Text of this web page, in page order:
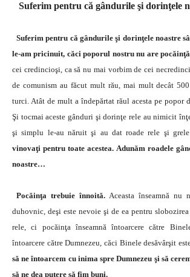
Suferim pentru că gândurile şi dorinţele
Suferim pentru că gândurile şi dorinţele noastre
le-am pricinuit, căci poporul nostru nu are
cei credincioşi, ca să nu mai vorbim de cei
de comunism au făcut mult rău, mai mult decât
turci. Atât de mult a îndepărtat răul acesta pe popor
Şi tocmai aceste gânduri şi dorinţe rele au nimicit
şi simplu le-au năruit şi au dat roade rele şi
vinovaţi pentru toate acestea. Adunăm roadele
noastre…
Pocăinţa trebuie înnoită. Aceasta înseamnă nu
duhovnic, deşi este nevoie şi de ea pentru
rele, ci pocăinţa înseamnă întoarcere către
întoarcere către Dumnezeu, căci Binele desăvârşit
să ne întoarcem cu inima spre Dumnezeu şi să
să ne dea putere să fim buni.